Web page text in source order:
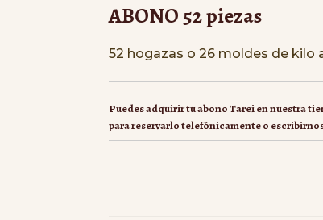
ABONO 52 piezas
52 hogazas o 26 moldes de kilo
Puedes adquirir tu abono Tarei en nuestra
para reservarlo telefónicamente o